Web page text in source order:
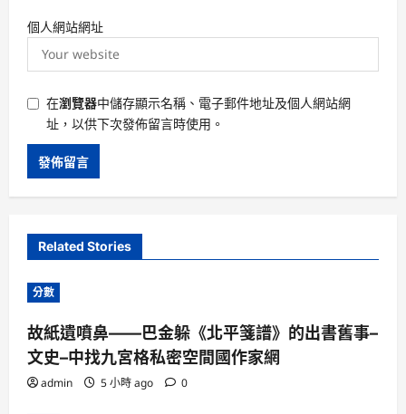
個人網站網址
在瀏覽器中儲存顯示名稱、電子郵件地址及個人網站網
址，以供下次發佈留言時使用。
Related Stories
分數
故紙遺噴鼻——巴金躲《北平箋譜》的出書舊事–
文史–中找九宮格私密空間國作家網
admin 5 小時 ago 0